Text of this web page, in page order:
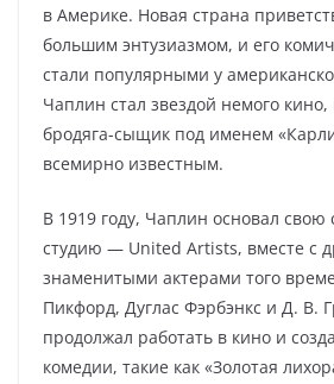
в Америке. Новая страна
большим энтузиазмом, и его
стали популярными у
Чаплин стал звездой немого
бродяга-сыщик под именем
всемирно известным.
В 1919 году, Чаплин основал свою
студию — United Artists, вместе с
знаменитыми актерами того
Пикфорд, Дуглас Фэрбэнкс и Д. В.
продолжал работать в кино и
комедии, такие как «Золотая